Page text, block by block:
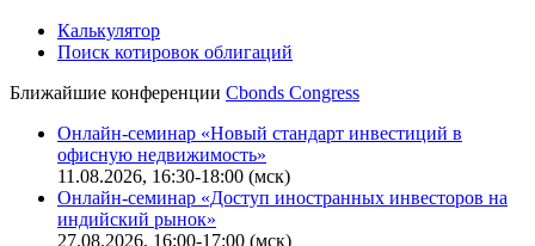
IT-аккредитация
Поиск котировок облигаций
Ближайшие конференцииCbonds Congress
Онлайн-семинар «Новый стандарт инвестиций в
офисную недвижимость»